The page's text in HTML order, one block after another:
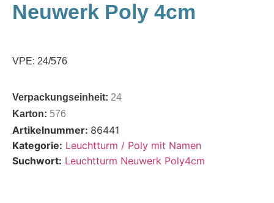
Neuwerk Poly 4cm
VPE: 24/576
Verpackungseinheit: 24
Karton: 576
Artikelnummer: 86441
Kategorie: Leuchtturm / Poly mit Namen
Suchwort: Leuchtturm Neuwerk Poly4cm